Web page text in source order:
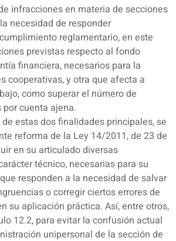
infracciones en materia de secciones
necesidad de responder
reglamentario, en este
previstas respecto al fondo
financiera, necesarios para la
cooperativas, y otra que afecta a
como superar el número de
cuenta ajena.
estas dos finalidades principales, se
reforma de la Ley 14/2011, de 23 de
en su articulado diversas
técnico, necesarias para su
responden a la necesidad de salvar
o corregir ciertos errores de
su aplicación práctica. Así, entre otros,
12.2, para evitar la confusión actual
unipersonal de la sección de